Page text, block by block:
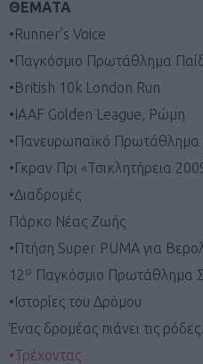
ΘΕΜΑΤΑ
•Runner’s Voice
•Παγκόσμιο Πρωτάθλημα
•British 10k London Run
•IAAF Golden League, Ρώμη
•Πανευρωπαϊκό
•Γκραν Πρι «Τσικλητήρεια
•Διαδρομές
Πάρκο Νέας Ζωής
•Πτήση Super PUMA για
12 ο Παγκόσμιο Πρωτάθλημα
•Ιστορίες του Δρόμου
Ένας δρομέας πιάνει τις
•Τρέχοντας